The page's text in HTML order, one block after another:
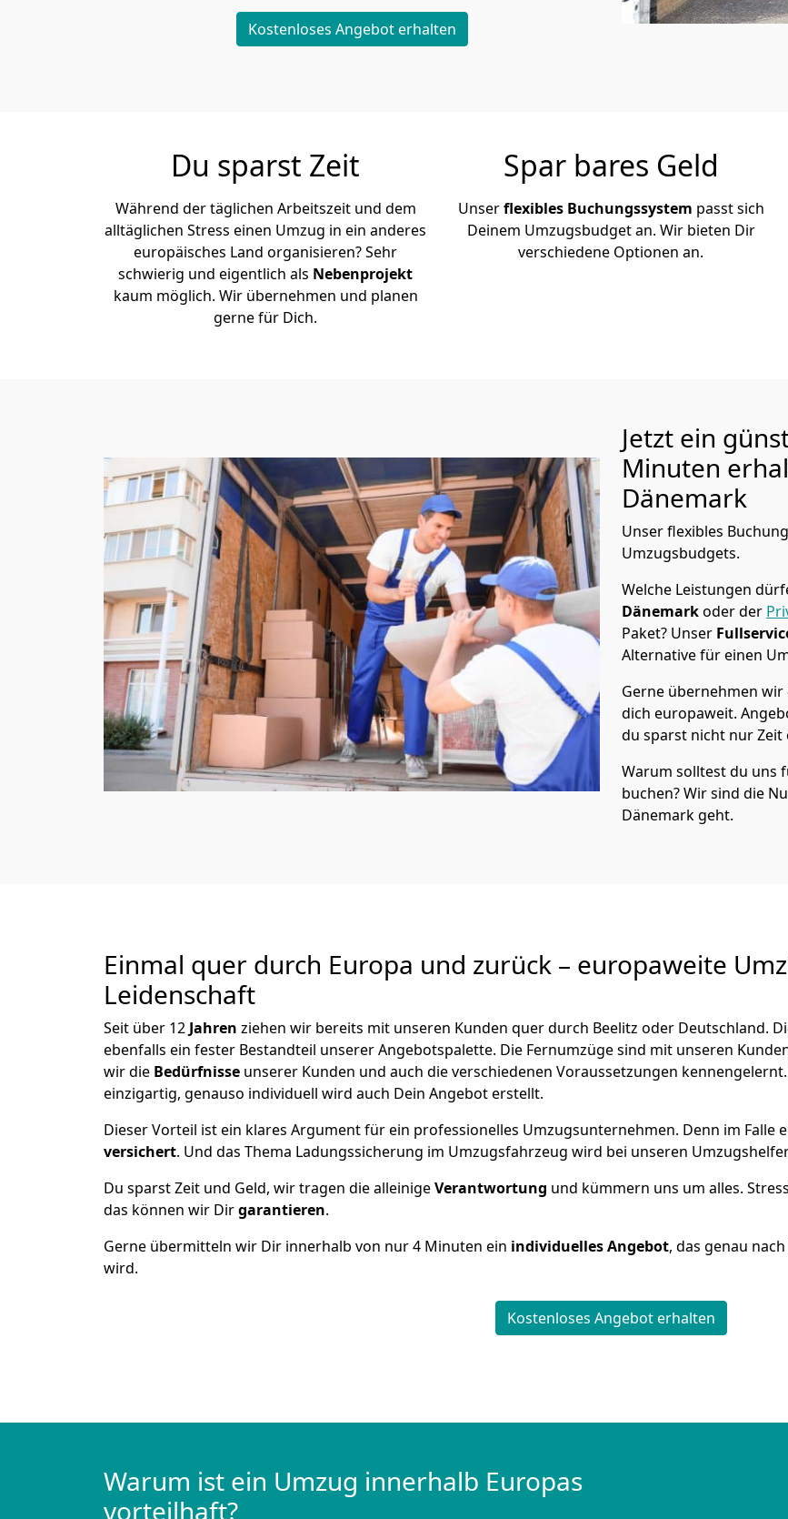
Kostenloses Angebot erhalten
Du sparst Zeit
Während der täglichen Arbeitszeit und dem
alltäglichen Stress einen Umzug in ein anderes
europäisches Land organisieren? Sehr
schwierig und eigentlich als Nebenprojekt
kaum möglich. Wir übernehmen und planen
gerne für Dich.
Spar bares Geld
Unserflexibles Buchungssystem passt sich
Deinem Umzugsbudget an. Wir bieten Dir
verschiedene Optionen an.
Jetzt ein
Minuten
Dänemark
Unser flexibles
Umzugsbudgets.
Welche Leistungen
Dänemarkoder der
Paket? Unser
Alternative für einen
Gerne übernehmen
dich europaweit.
du sparst nicht nur Zeit
Warum solltest du uns
buchen? Wir sind die
Dänemark geht.
Einmal quer durch Europa und zurück – europaweite
Leidenschaft
Seit über 12 Jahren ziehen wir bereits mit unseren Kunden quer durch Beelitz oder Deutschland.
ebenfalls ein fester Bestandteil unserer Angebotspalette. Die Fernumzüge sind mit unseren
wir die Bedürfnisse unserer Kunden und auch die verschiedenen Voraussetzungen
einzigartig, genauso individuell wird auch Dein Angebot erstellt.
Dieser Vorteil ist ein klares Argument für ein professionelles Umzugsunternehmen. Denn im Falle
versichert. Und das Thema Ladungssicherung im Umzugsfahrzeug wird bei unseren
Du sparst Zeit und Geld, wir tragen die alleinigeVerantwortung und kümmern uns um alles.
das können wir Dirgarantieren.
Gerne übermitteln wir Dir innerhalb von nur4 Minuten ein individuelles Angebot, das genau
wird.
Kostenloses Angebot erhalten
Warum ist ein Umzug innerhalb Europas
vorteilhaft?